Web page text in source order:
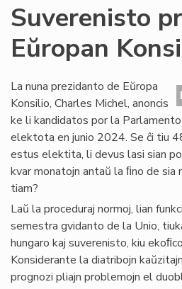
Suverenisto
Eŭropan
La nuna prezidanto de Eŭropa
Konsilio, Charles Michel, anoncis
ke li kandidatos por la
elektota en junio 2024. Se ĉi tiu
estus elektita, li devus lasi sian
kvar monatojn antaŭ la ﬁno de sia
tiam?
Laŭ la proceduraj normoj, lian
semestra gvidanto de la Unio,
hungaro kaj suverenisto, kiu
Konsiderante la diatribojn
prognozi pliajn problemojn el